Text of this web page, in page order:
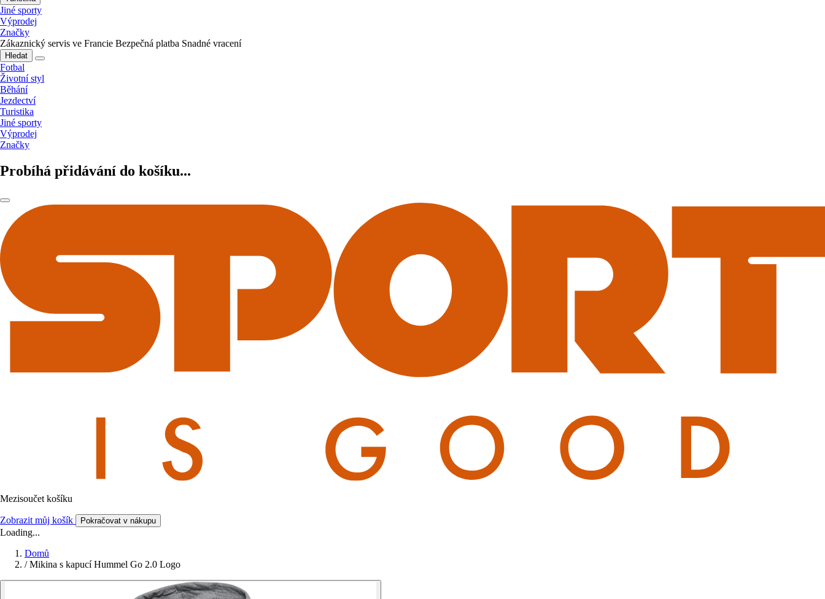
Jiné sporty
Výprodej
Značky
Zákaznický servis ve Francie Bezpečná platba Snadné vracení
Hledat
Fotbal
Životní styl
Běhání
Jezdectví
Turistika
Jiné sporty
Výprodej
Značky
Probíhá přidávání do košíku...
Mezisoučet košíku
Zobrazit můj košík Pokračovat v nákupu
Loading...
Domů
/ Mikina s kapucí Hummel Go 2.0 Logo